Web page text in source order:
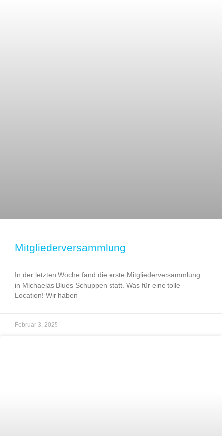
Mitgliederversammlung
In der letzten Woche fand die erste Mitgliederversammlung
in Michaelas Blues Schuppen statt. Was für eine tolle
Location! Wir haben
Februar 3, 2025